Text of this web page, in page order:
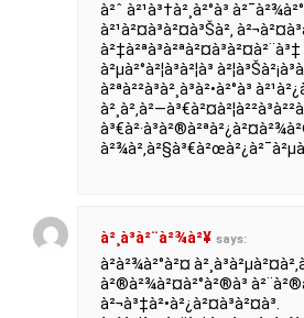
à²ˆ à²¹à³†à²¸à²°à³
à²¹à²¤à³à²¤à³Šà²‚
à²µà²°à²¦à³à²¦à³
à²ªà²²à³à²¸à³à²•à²°à³
à²¸à³à²¨à²¾à²¥ says:
à²­à²¾à²°à²¤
à²®à²¾à²¤à²°à²®à³
à²¬à³‡à²•à²¿à²¤à³à²¤à³.